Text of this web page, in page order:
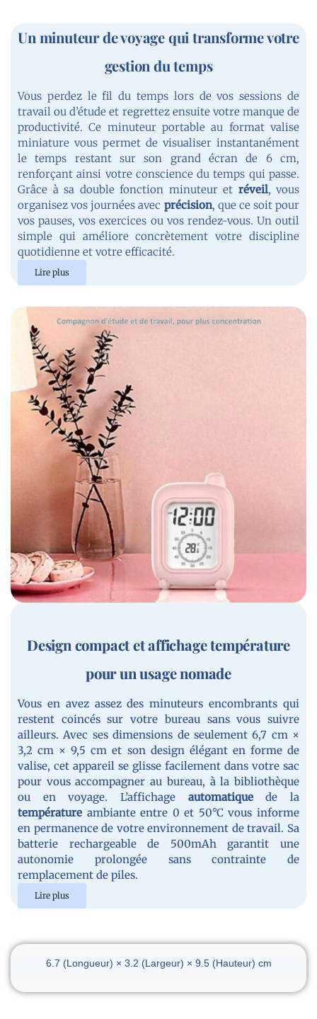
Un minuteur de voyage qui transforme votre
gestion du temps
Vous perdez le fil du temps lors de vos sessions de
travail ou d’étude et regrettez ensuite votre manque de
productivité. Ce minuteur portable au format valise
miniature vous permet de visualiser instantanément
le temps restant sur son grand écran de 6 cm,
renforçant ainsi votre conscience du temps qui passe.
Grâce à sa double fonction minuteur et réveil, vous
organisez vos journées avec précision, que ce soit pour
vos pauses, vos exercices ou vos rendez-vous. Un outil
simple qui améliore concrètement votre discipline
quotidienne et votre efficacité.
Lire plus
Design compact et affichage température
pour un usage nomade
Vous en avez assez des minuteurs encombrants qui
restent coincés sur votre bureau sans vous suivre
ailleurs. Avec ses dimensions de seulement 6,7 cm ×
3,2 cm × 9,5 cm et son design élégant en forme de
valise, cet appareil se glisse facilement dans votre sac
pour vous accompagner au bureau, à la bibliothèque
ou en voyage. L’affichage automatiquede la
température ambiante entre 0 et 50°C vous informe
en permanence de votre environnement de travail. Sa
batterie rechargeable de 500mAh garantit une
autonomie prolongée sans contrainte de
remplacement de piles.
Lire plus
Dimensions du réveil
6.7 (Longueur) × 3.2 (Largeur) × 9.5 (Hauteur) cm